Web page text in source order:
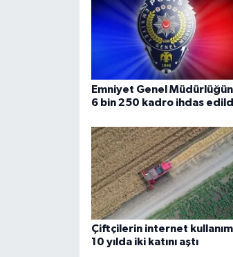
Emniyet Genel
6 bin 250 kadro ihdas
Çiftçilerin internet
10 yılda iki katını aştı